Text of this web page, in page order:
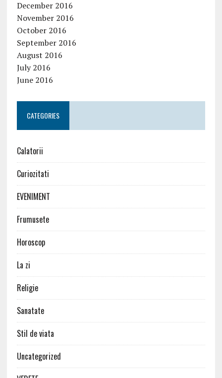
December 2016
November 2016
October 2016
September 2016
August 2016
July 2016
June 2016
CATEGORIES
Calatorii
Curiozitati
EVENIMENT
Frumusete
Horoscop
La zi
Religie
Sanatate
Stil de viata
Uncategorized